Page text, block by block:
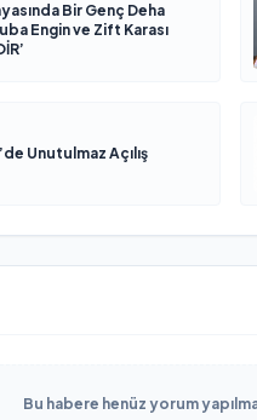
Bir Genç Deha
Engin ve Zift Karası
Unutulmaz Açılış
Bu habere henüz yorum